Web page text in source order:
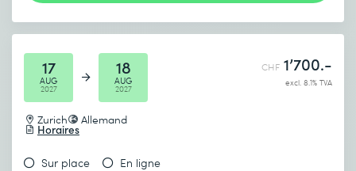
17
AUG
2027
18
AUG
2027
Zurich Allemand
Horaires
CHF 1’700.-
excl. 8.1% TVA
Sur place En ligne